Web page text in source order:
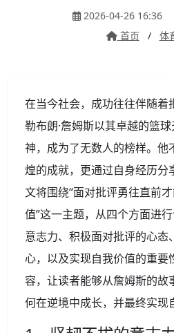
2026-04-26 16:36
首页
/ 体
在当今社会，成功往往伴随着
勒布朗·詹姆斯以其卓越的篮
神，成为了无数人的榜样。他
煌的成就，更通过自身经历分
文将围绕“面对批评勇往直前
值”这一主题，从四个方面进
意志力、积极面对批评的心态
心，以及实现自我价值的重要
容，让读者能够从詹姆斯的故
何在逆境中成长，并最终实现